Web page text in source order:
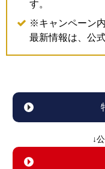
す。
※キャンペーン
最新情報は、公
↓